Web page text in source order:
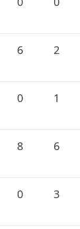
6 2
0 1
8 6
0 3